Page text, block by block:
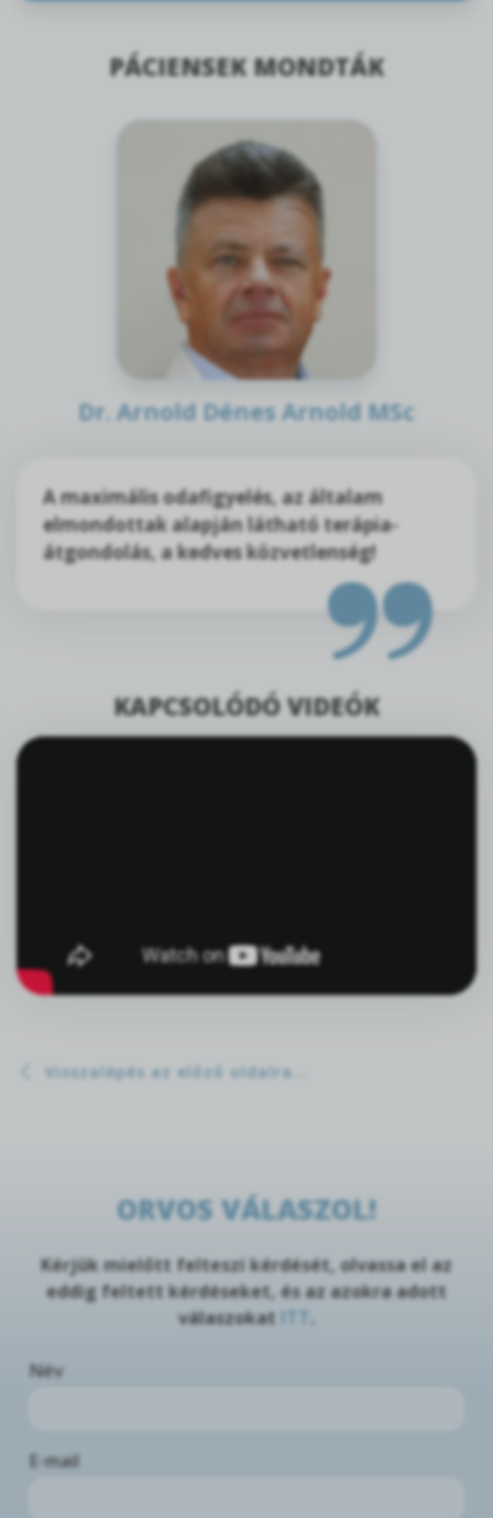
PÁCIENSEK MONDTÁK
Dr. Arnold Dénes Arnold MSc
A maximális odafigyelés, az általam
elmondottak alapján látható terápia-
átgondolás, a kedves közvetlenség!
KAPCSOLÓDÓ VIDEÓK
Visszalépés az előző oldalra...
ORVOS VÁLASZOL!
Kérjük mielőtt felteszi kérdését, olvassa el az
eddig feltett kérdéseket, és az azokra adott
válaszokat
Név
E-mail